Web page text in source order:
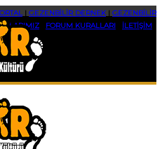
| GEZENBİLİR DERNEK| GEZENBİLİR
FORUM KURALLARI İLETİŞİM